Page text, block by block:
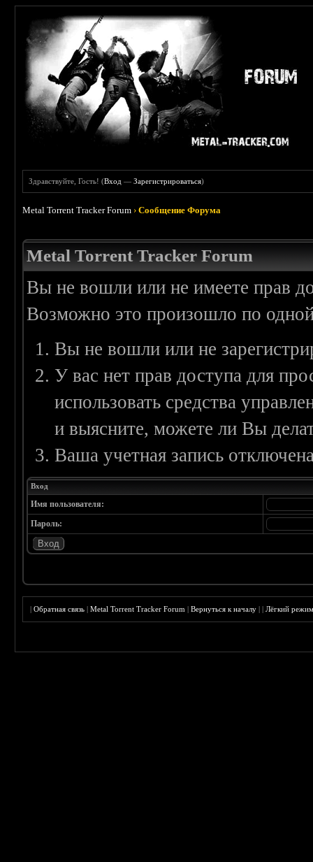
Здравствуйте, Гость! (Вход —Зарегистрироваться)
Metal Torrent Tracker Forum ›Сообщение Форума
Metal Torrent Tracker Forum
Вы не вошли или не имеете прав
Возможно это произошло по
Вы не вошли или не
У вас нет прав доступа для
использовать средства
и выясните, можете ли Вы
Ваша учетная запись
Вход
Имя пользователя:
Пароль:
|Обратная связь |Metal Torrent Tracker Forum |Вернуться к началу ||Лёгкий